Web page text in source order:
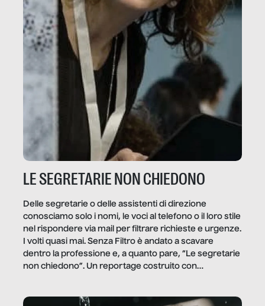
LE SEGRETARIE NON CHIEDONO
Delle segretarie o delle assistenti di direzione
conosciamo solo i nomi, le voci al telefono o il loro stile
nel rispondere via mail per filtrare richieste e urgenze.
I volti quasi mai. Senza Filtro è andato a scavare
dentro la professione e, a quanto pare, “Le segretarie
non chiedono”. Un reportage costruito con